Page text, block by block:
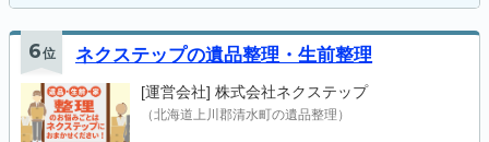
6位 ネクステップの遺品整理・生前整理
[運営会社] 株式会社ネクステップ
（北海道上川郡清水町の遺品整理）